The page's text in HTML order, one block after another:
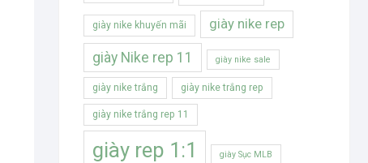
giày nike khuyến mãi giày nike rep
giày Nike rep 11 giày nike sale
giày nike trắng giày nike trắng rep
giày nike trắng rep 11
giày rep 1:1 giày Sục MLB